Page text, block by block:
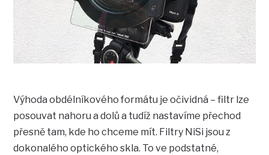
Výhoda obdélníkového formátu je očividná – filtr lze
posouvat nahoru a dolů a tudíž nastavíme přechod
přesně tam, kde ho chceme mít. Filtry NiSi jsou z
dokonalého optického skla. To ve podstatné,